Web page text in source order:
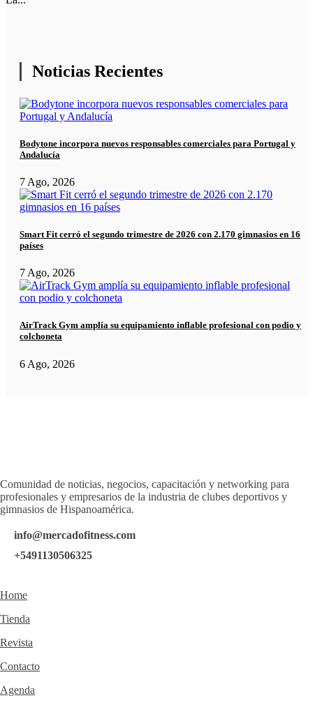
Noticias Recientes
Bodytone incorpora nuevos responsables comerciales para Portugal y
Andalucía
7 Ago, 2026
Smart Fit cerró el segundo trimestre de 2026 con 2.170 gimnasios en 16
países
7 Ago, 2026
AirTrack Gym amplía su equipamiento inflable profesional con podio y
colchoneta
6 Ago, 2026
Comunidad de noticias, negocios, capacitación y networking para
profesionales y empresarios de la industria de clubes deportivos y
gimnasios de Hispanoamérica.
info@mercadofitness.com
+5491130506325
Home
Tienda
Revista
Contacto
Agenda